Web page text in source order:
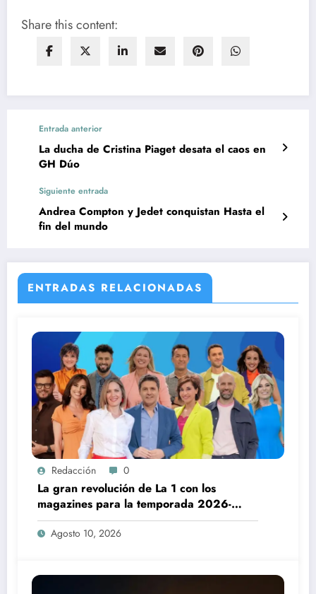
Share this content:
Entrada anterior
La ducha de Cristina Piaget desata el caos en
GH Dúo
Siguiente entrada
Andrea Compton y Jedet conquistan Hasta el
fin del mundo
ENTRADAS RELACIONADAS
Redacción 0
La gran revolución de La 1 con los
magazines para la temporada 2026-
2027
Agosto 10, 2026